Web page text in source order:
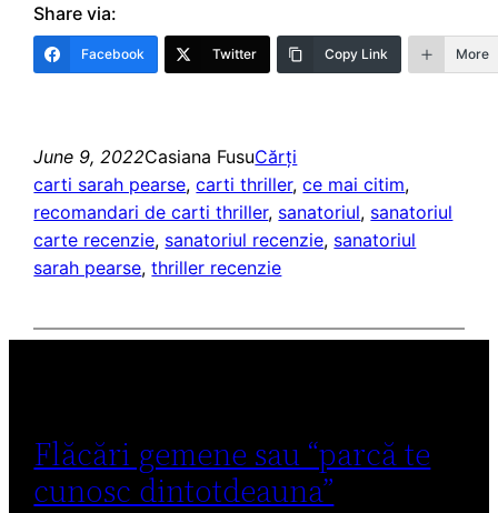
Share via:
Facebook Twitter Copy Link More
June 9, 2022Casiana FusuCărți
carti sarah pearse, carti thriller, ce mai citim
recomandari de carti thriller, sanatoriul, sanatoriul
carte recenzie, sanatoriul recenzie, sanatoriul
sarah pearse, thriller recenzie
Flăcări gemene sau “parcă te
cunosc dintotdeauna”